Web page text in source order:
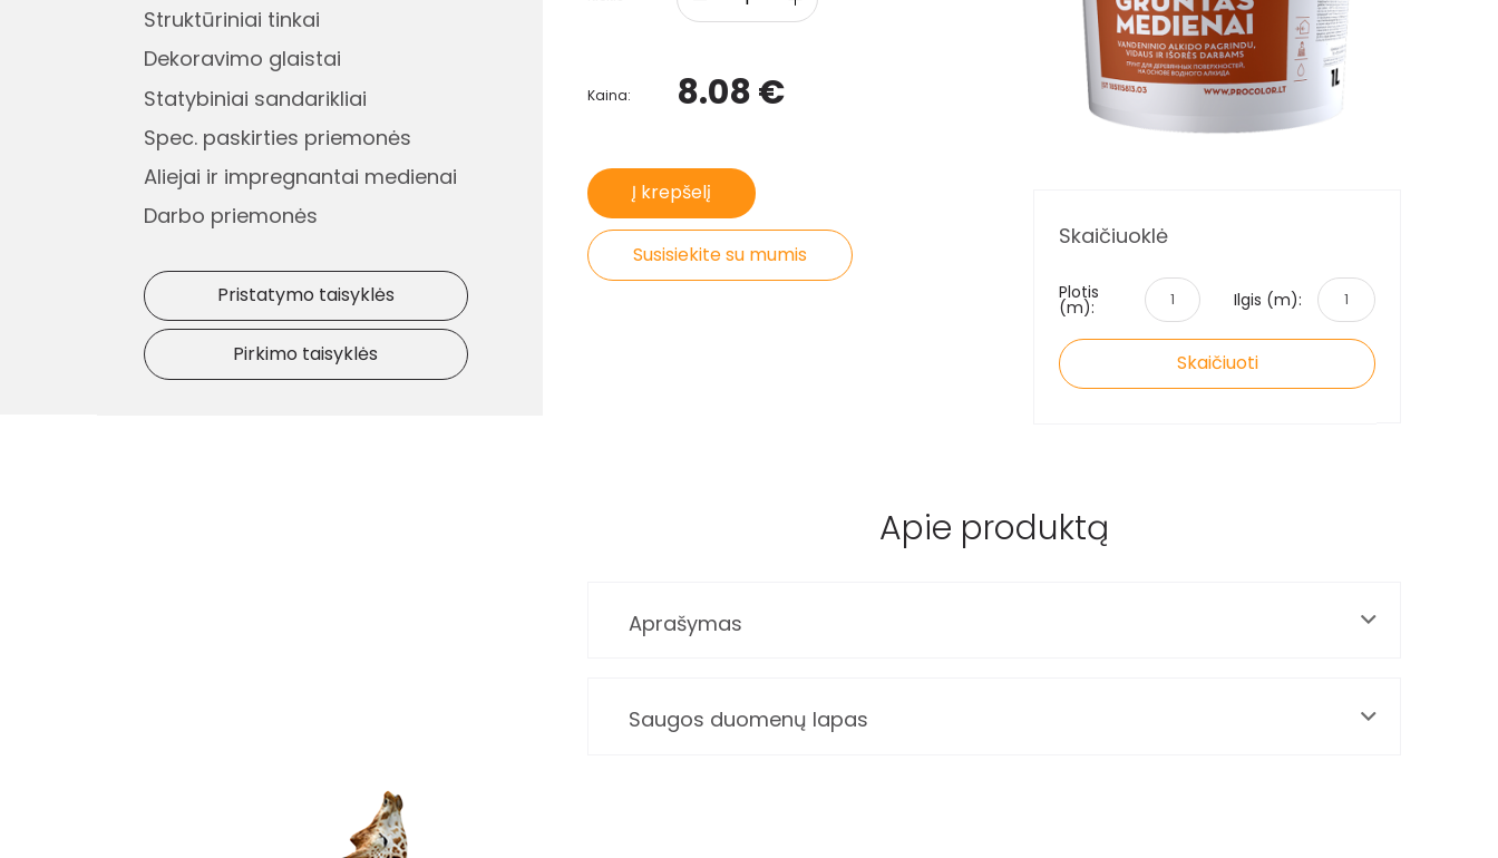
Struktūriniai tinkai
Dekoravimo glaistai
Statybiniai sandarikliai
Spec. paskirties priemonės
Aliejai ir impregnantai medienai
Darbo priemonės
Pristatymo taisyklės
Pirkimo taisyklės
Kaina: 8.08 €
Į krepšelį
Susisiekite su mumis
Skaičiuoklė
Plotis
(m): Ilgis (m):
Skaičiuoti
Apie produktą
Aprašymas
Saugos duomenų lapas